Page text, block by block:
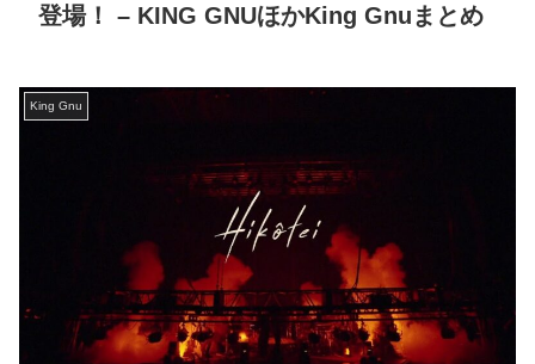
登場！ – KING GNUほかKing Gnuまとめ
King Gnu